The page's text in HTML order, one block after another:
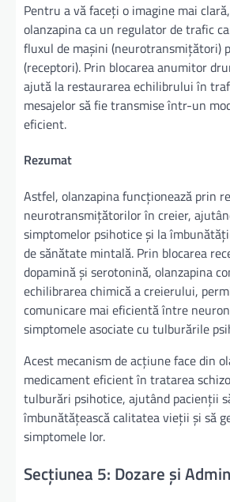
Pentru a vă faceți o imagine mai
olanzapina ca un regulator de trafic
fluxul de mașini (neurotransmițători)
(receptori). Prin blocarea anumitor
ajută la restaurarea echilibrului în
mesajelor să fie transmise într-un
eficient.
Rezumat
Astfel, olanzapina funcționează prin
neurotransmițătorilor în creier,
simptomelor psihotice și la
de sănătate mintală. Prin blocarea
dopamină și serotonină, olanzapina
echilibrarea chimică a creierului,
comunicare mai eficientă între
simptomele asociate cu tulburările
Acest mecanism de acțiune face din
medicament eficient în tratarea
tulburări psihotice, ajutând pacienții
îmbunătățească calitatea vieții și să
simptomele lor.
Secțiunea 5: Dozare și